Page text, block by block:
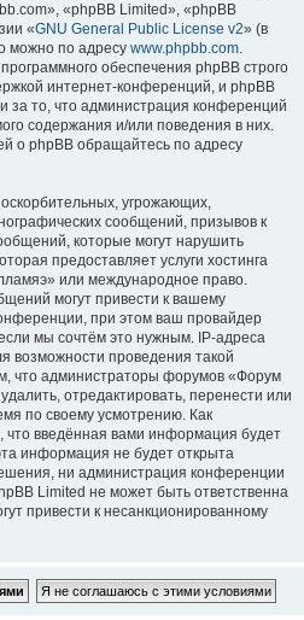
«phpBB Limited», «phpBB
«GNU General Public License v2» (в
можно по адресу www.phpbb.com.
обеспечения phpBB строго
интернет-конференций, и phpBB
за то, что администрация конференций
содержания и/или поведения в них.
о phpBB обращайтесь по адресу
угрожающих,
сообщений, призывов к
которые могут нарушить
предоставляет услуги хостинга
или международное право.
могут привести к вашему
при этом ваш провайдер
мы сочтём это нужным. IP-адреса
возможности проведения такой
что администраторы форумов «Форум
отредактировать, перенести или
по своему усмотрению. Как
что введённая вами информация будет
информация не будет открыта
ни администрация конференции
Limited не может быть ответственна
привести к несанкционированному